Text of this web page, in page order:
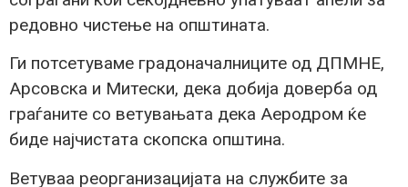
редовно чистење на општината.
Ги потсетуваме градоначалниците од ДПМНЕ,
Арсовска и Митески, дека добија доверба од
граѓаните со ветувањата дека Аеродром ќе
биде најчистата скопска општина.
Ветуваа реорганизацијата на службите за